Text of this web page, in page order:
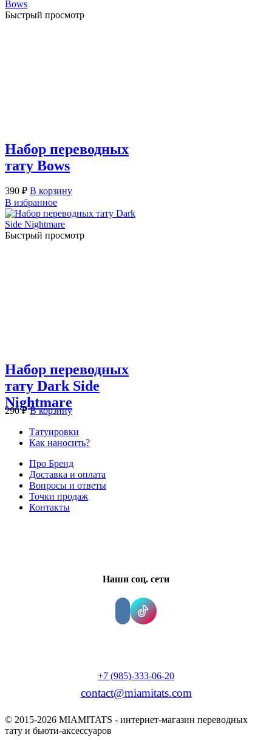
Быстрый просмотр
Набор переводных
тату Bows
390 ₽ В корзину
В избранное
Быстрый просмотр
Набор переводных
тату Dark Side
Nightmare
290₽ В корзину
Татуировки
Как наносить?
Про Бренд
Доставка и оплата
Вопросы и ответы
Точки продаж
Контакты
Наши соц. сети
+7 (985)-333-06-20
contact@miamitats.com
© 2015-2026 MIAMITATS - интернет-магазин переводных
тату и бьюти-аксессуаров